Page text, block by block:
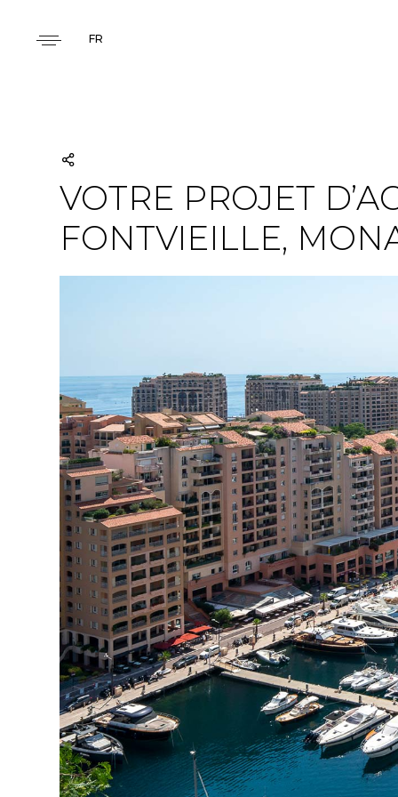
FR
VOTRE PROJET
FONTVIEILLE,